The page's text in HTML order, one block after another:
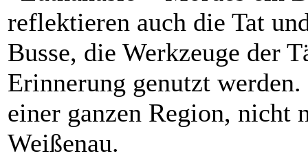
reflektieren auch die Tat
Busse, die Werkzeuge der
Erinnerung genutzt
einer ganzen Region, nicht
Weißenau.